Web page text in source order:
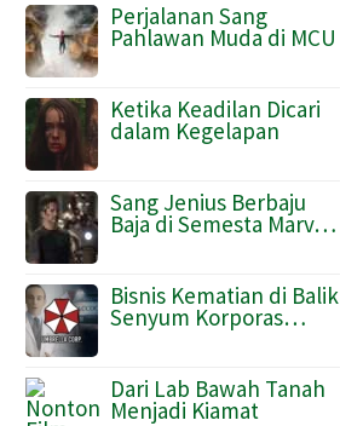
Perjalanan Sang
Pahlawan Muda di MCU
Ketika Keadilan Dicari
dalam Kegelapan
Sang Jenius Berbaju
Baja di Semesta Marv…
Bisnis Kematian di Balik
Senyum Korporas…
Dari Lab Bawah Tanah
Menjadi Kiamat